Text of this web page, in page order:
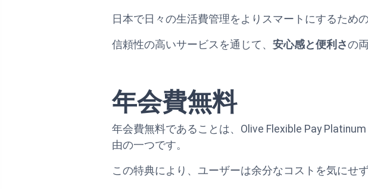
日本で日々の生活費管理をよりスマートにするため
信頼性の高いサービスを通じて、 安心感と便利さの
年会費無料
年会費無料であることは、Olive Flexible Pay
由の一つです。
この特典により、ユーザーは余分なコストを気にせ